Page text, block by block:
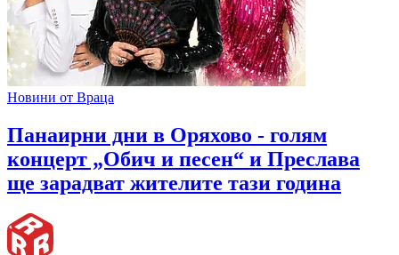
Новини от Враца
Панаирни дни в Оряхово - голям
концерт „Обич и песен“ и Преслава
ще зарадват жителите тази година